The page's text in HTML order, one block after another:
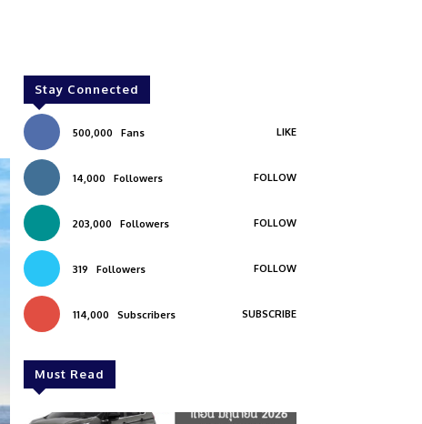
Stay Connected
500,000 Fans LIKE
14,000 Followers FOLLOW
203,000 Followers FOLLOW
319 Followers FOLLOW
114,000 Subscribers SUBSCRIBE
Must Read